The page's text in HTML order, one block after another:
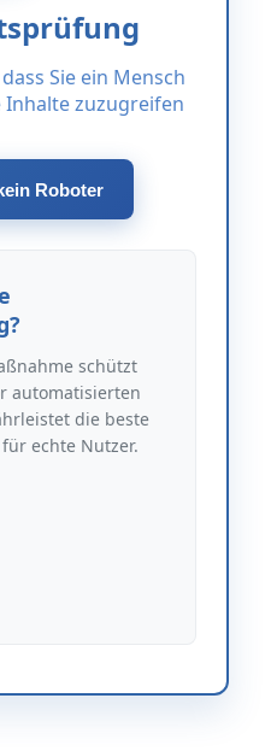
Sie ein Mensch
zuzugreifen
Roboter
schützt
automatisierten
die beste
echte Nutzer.